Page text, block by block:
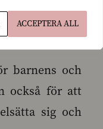
ACCEPTERA ALL
barnens och
också för att
sig och